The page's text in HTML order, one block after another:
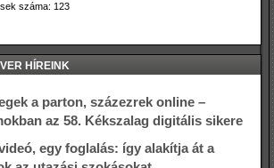
száma: 123
HÍREINK
a parton, százezrek online –
az 58. Kékszalag digitális sikere
egy foglalás: így alakítja át a